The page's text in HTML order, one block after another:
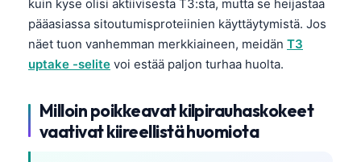
kuin kyse olisi aktiivisesta T3:sta, mutta se heijastaa
pääasiassa sitoutumisproteiinien käyttäytymistä. Jos
näet tuon vanhemman merkkiaineen, meidän T3
uptake -selite voi estää paljon turhaa huolta.
Milloin poikkeavat kilpirauhaskokeet
vaativat kiireellistä huomiota
Монгол
ພາສາລາວ
Basa Jawa
Cebuano
ئۇيغۇرچە